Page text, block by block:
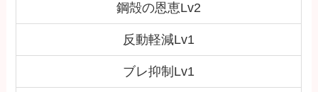
鋼殻の恩恵Lv2
反動軽減Lv1
ブレ抑制Lv1